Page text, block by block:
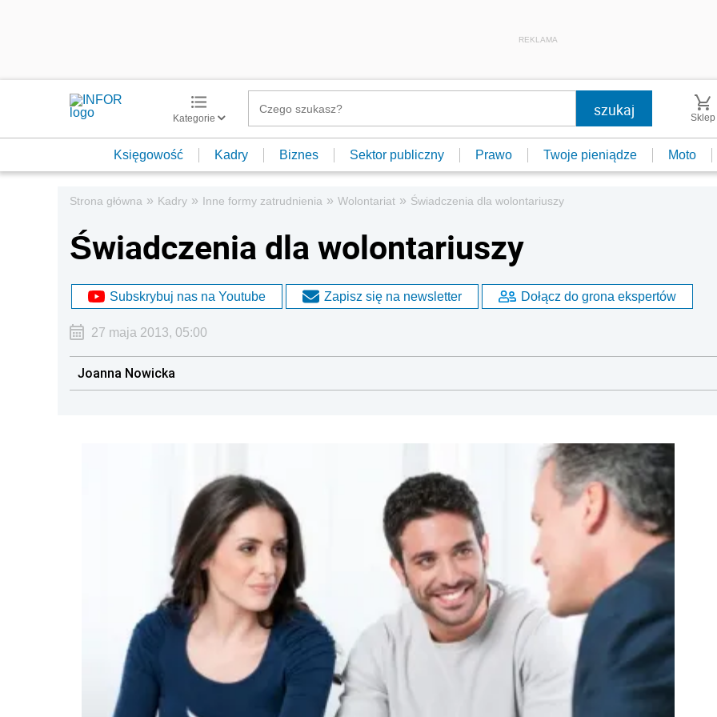
REKLAMA
Kategorie Sklep
Księgowość Kadry Biznes Sektor publiczny Prawo Twoje pieniądze Moto
Strona główna » Kadry » Inne formy zatrudnienia » Wolontariat » Świadczenia dla wolontariuszy
Świadczenia dla wolontariuszy
Subskrybuj nas na Youtube Zapisz się na newsletter Dołącz do grona ekspertów
27 maja 2013, 05:00
Joanna Nowicka